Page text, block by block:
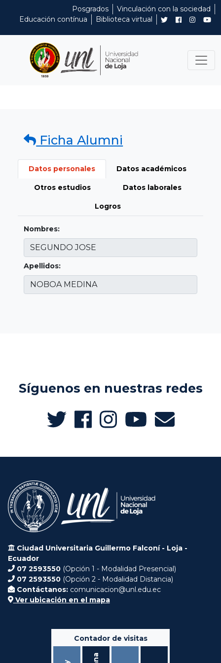
Posgrados
Vinculación con la sociedad
Educación contínua
Biblioteca virtual
Ficha Alumni
Datos personales Datos académicos
Otros estudios Datos laborales
Logros
Nombres:
Apellidos:
Síguenos en nuestras redes
Ciudad Universitaria Guillermo Falconí - Loja -
Ecuador
07 2593550 (Opción 1 - Modalidad Presencial)
07 2593550 (Opción 2 - Modalidad Distancia)
Contáctanos: comunicacion@unl.edu.ec
Ver ubicación en el mapa
Contador de visitas